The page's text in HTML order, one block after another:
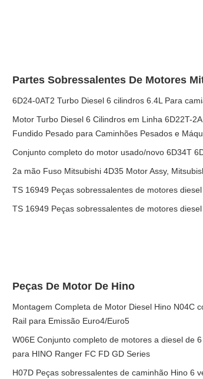
Partes Sobressalentes De Motores
6D24-0AT2 Turbo Diesel 6 cilindros 6.4L Para
Motor Turbo Diesel 6 Cilindros em Linha 6D22T-
Fundido Pesado para Caminhões Pesados e
Conjunto completo do motor usado/novo 6D34T
2a mão Fuso Mitsubishi 4D35 Motor Assy,
TS 16949 Peças sobressalentes de motores
TS 16949 Peças sobressalentes de motores
Peças De Motor De Hino
Montagem Completa de Motor Diesel Hino N04C
Rail para Emissão Euro4/Euro5
W06E Conjunto completo de motores a diesel de
para HINO Ranger FC FD GD Series
H07D Peças sobressalentes de caminhão Hino 6